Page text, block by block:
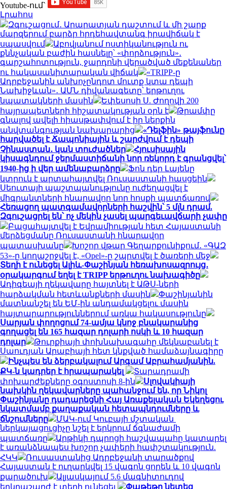
Youtube-ում`
Լրահոս
Զգուշացում․ Արարատյան դաշտում և մի շարք
մարզերում բարձր հրդեհավտանգ իրավիճակ է
սպասվում
Աբովյանում ոստիկանություն ու
քննչական բաժին հասնելը՝ «փորձություն»․
գարշահոտություն, ջարդոնի վերածված մեքենաներ
ու հակասանիտարական վիճակ
«TRIPP-ը
Ադրբեջանին անխոչընդոտ մուտք կտա դեպի
Նախիջևան»․ ԱՄՆ դիվանագետը՝ երթուղու
նպատակների մասին
Եփեսոսի Ս. Ժողովի 200
հայրապետների հիշատակության օրն է
Թրամփը
գնալով ավելի հիասթափվում է իր ներքին
անվտանգության նախարարից
«Դելֆին» թայֆունը
հարվածել է Ճապոնիային և շարժվում է դեպի
Չինաստան․ կան տուժածներ
Հյուսիսային
կիսագնդում ջերմաստիճանի նոր ռեկորդ է գրանցվել՝
1940-ից ի վեր ամենաբարձրը
Ֆոն դեր Լայենը
կտրուկ է արտահայտվել Ռուսաստանի հասցեին
Սեուտայի ​​պաշտպանությունը ուժեղացվել է
միգրանտների հնարավոր նոր հոսքի պատճառով
Հեռացող պատգամավորների հաշվին՝ 5 մլն դրամ.
Զգուշացրել են՝ ոչ մեկին չասել պարգեւավճարի չափը
Բացահայտվել է Եվրամիության հետ Հայաստանի
մերձեցմանը Ռուսաստանի հնարավոր
պատասխանը
Խոշոր վթար Գեղարքունիքում․ «ԳԱԶ
53»-ը կողաշրջվել է, «Opel»-ը շպրտվել է ծառերի մեջ
Տեղի է ունեցել Ալիև-Փաշինյան հեռախոսազրույց․
օրակարգում եղել է TRIPP երթուղու նախագիծը
Ադիգեայի ղեկավարը հայտնել է ԱԹՍ-ների
հարձակման հետևանքների մասին
Փաշինյանին
մատնանշել են ԵՄ-ին անդամակցելու մասին
հայտարարություններում առկա հակասությունը
Սարյան փողոցում 74-ամյա կնոջ բնակարանից
գողացել են 165 հազար դոլարի ոսկի և 10 հազար
դոլար
Թուրքիայի փոխնախագահը մեկնաբանել է
Սաուդյան Արաբիայի հետ կնքված համաձայնագիրը
Ինչպես են ձերբակալում Արգամ Աբրահամյանին.
ՔԿ-ն կադրեր է հրապարակել
Տարադրամի
փոխարժեքները օգոստոսի 8-ին
Սլովակիայի
նախկին ղեկավարները պահանջում են, որ Նիկոլ
Փաշինյանը դադարեցնի Հայ Առաքելական Եկեղեցու
նկատմամբ քաղաքական հետապնդումները և
ճնշումները
ՄԱԿ-ում Կուբայի մշտական ​​
ներկայացուցիչը նշել է երկրում ճգնաժամի
պատճառը
Արթիկի դպրոցի հաշվապահը կատարել
է առանձնապես խոշոր չափերի հափշտակություն.
ՀԿԿ
Ռուսաստանից Ադրբեջանի տարածքով
Հայաստան է ուղարկվել 15 վագոն ցորեն և 10 վագոն
քարածուխ
Ալյասկայում 5.6 մագնիտուդով
երկրաշարժ է տեղի ունեցել
Փաթեթը նետեց